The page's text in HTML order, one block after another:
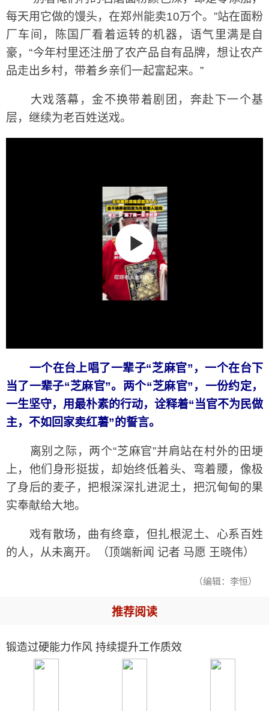
每天用它做的馒头，在郑州能卖10万个。”站在面粉
厂车间，陈国厂看着运转的机器，语气里满是自
豪，“今年村里还注册了农产品自有品牌，想让农产
品走出乡村，带着乡亲们一起富起来。”
大戏落幕，金不换带着剧团，奔赴下一个基
层，继续为老百姓送戏。
一个在台上唱了一辈子“芝麻官”，一个在台下
当了一辈子“芝麻官”。两个“芝麻官”，一份约定，
一生坚守，用最朴素的行动，诠释着“当官不为民做
主，不如回家卖红薯”的誓言。
离别之际，两个“芝麻官”并肩站在村外的田埂
上，他们身形挺拔，却始终低着头、弯着腰，像极
了身后的麦子，把根深深扎进泥土，把沉甸甸的果
实奉献给大地。
戏有散场，曲有终章，但扎根泥土、心系百姓
的人，从未离开。（顶端新闻 记者 马愿 王晓伟）
（编辑：李恒）
推荐阅读
锻造过硬能力作风 持续提升工作质效